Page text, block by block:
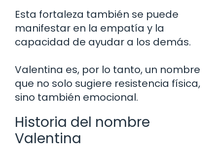
Esta fortaleza también se puede
manifestar en la empatía y la
capacidad de ayudar a los demás.
Valentina es, por lo tanto, un nombre
que no solo sugiere resistencia física,
sino también emocional.
Historia del nombre
Valentina